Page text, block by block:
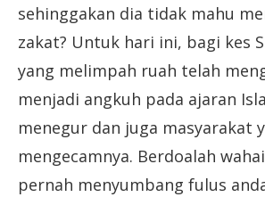
sehinggakan dia tidak mahu
zakat? Untuk hari ini, bagi kes
yang melimpah ruah telah
menjadi angkuh pada ajaran
menegur dan juga masyarakat
mengecamnya. Berdoalah
pernah menyumbang fulus